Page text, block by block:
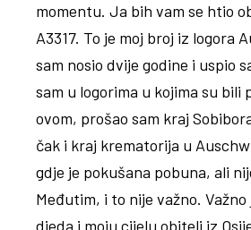
momentu. Ja bih vam se htio
A3317. To je moj broj iz logora
sam nosio dvije godine i uspio
sam u logorima u kojima su bili
ovom, prošao sam kraj
čak i kraj krematorija u
gdje je pokušana pobuna, ali
Međutim, i to nije važno. Važno
djeda i moju cijelu obitelj iz